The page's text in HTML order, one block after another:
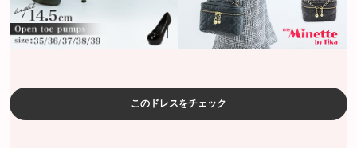
このドレスをチェック